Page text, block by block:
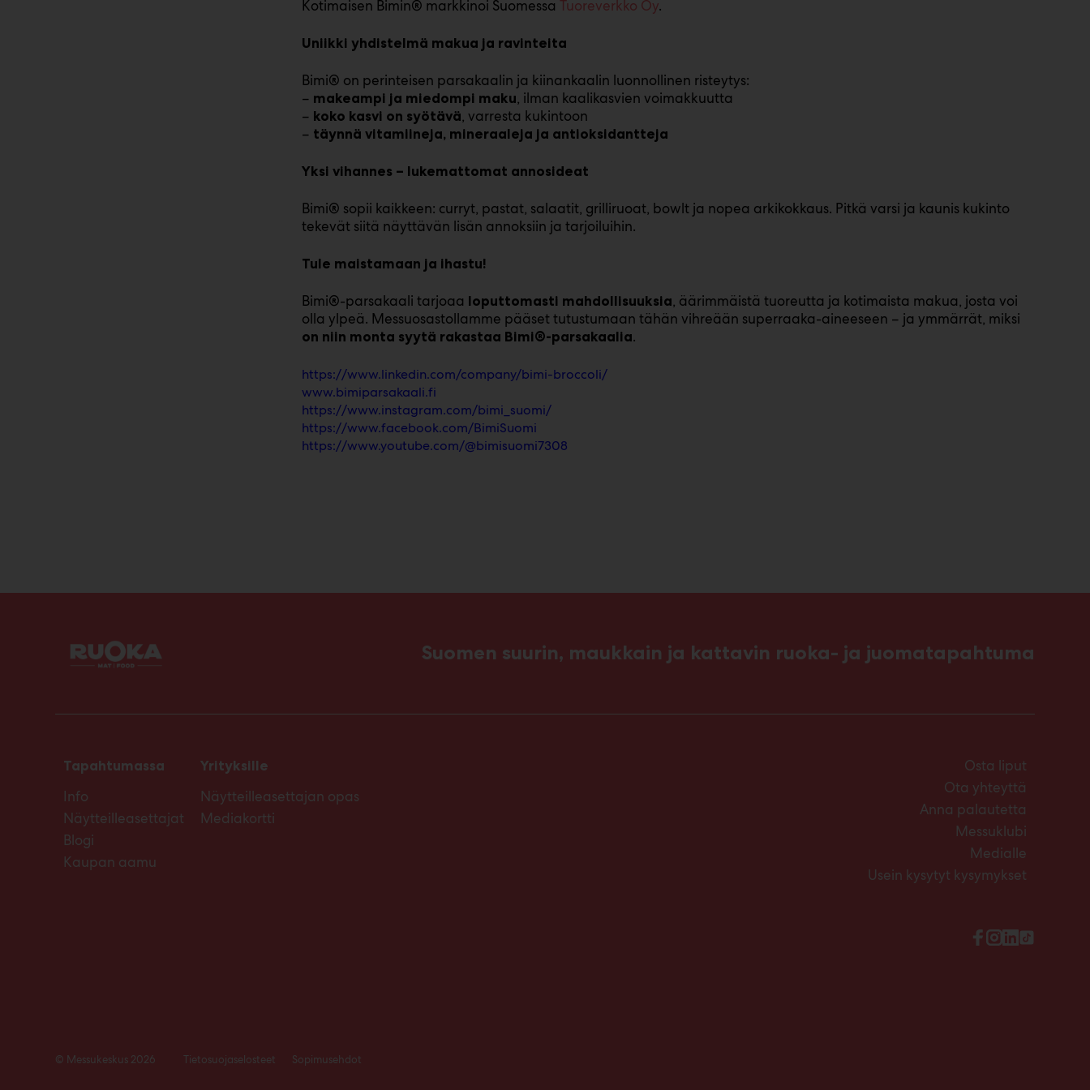
Kotimaisen Bimin® markkinoi Suomessa Tuoreverkko Oy.
Uniikki yhdistelmä makua ja ravinteita
Bimi® on perinteisen parsakaalin ja kiinankaalin luonnollinen risteytys:
– makeampi ja miedompi maku, ilman kaalikasvien voimakkuutta
– koko kasvi on syötävä, varresta kukintoon
– täynnä vitamiineja, mineraaleja ja antioksidantteja
Yksi vihannes – lukemattomat annosideat
Bimi® sopii kaikkeen: curryt, pastat, salaatit, grilliruoat, bowlt ja nopea arkikokkaus. Pitkä varsi ja kaunis kukinto
tekevät siitä näyttävän lisän annoksiin ja tarjoiluihin.
Tule maistamaan ja ihastu!
Bimi®-parsakaali tarjoaa loputtomasti mahdollisuuksia, äärimmäistä tuoreutta ja kotimaista makua, josta voi
olla ylpeä. Messuosastollamme pääset tutustumaan tähän vihreään superraaka-aineeseen – ja ymmärrät, miksi
on niin monta syytä rakastaa Bimi®-parsakaalia.
https://www.linkedin.com/company/bimi-broccoli/
www.bimiparsakaali.fi
https://www.instagram.com/bimi_suomi/
https://www.facebook.com/BimiSuomi
https://www.youtube.com/@bimisuomi7308
Suomen suurin, maukkain ja kattavin ruoka- ja juomatapahtuma
Tapahtumassa
Info
Näytteilleasettajat
Blogi
Kaupan aamu
Yrityksille
Näytteilleasettajan opas
Mediakortti
Osta liput
Ota yhteyttä
Anna palautetta
Messuklubi
Medialle
Usein kysytyt kysymykset
© Messukeskus 2026 Tietosuojaselosteet Sopimusehdot